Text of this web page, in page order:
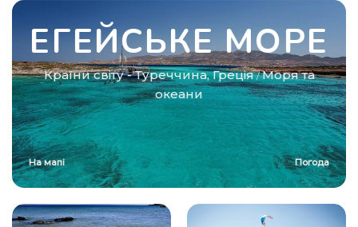
ЕГЕЙСЬКЕ МОРЕ
Країни світу-Туреччина,Греція / Моря та
океани
На мапі Погода